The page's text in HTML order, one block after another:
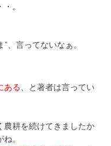
。
、言ってないなぁ。
ある 、と著者は言ってい
農耕を続けてきましたか
。